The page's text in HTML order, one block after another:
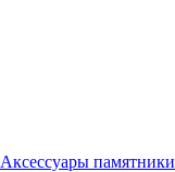
Аксессуары памятники